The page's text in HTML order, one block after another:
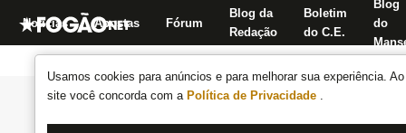
Usamos cookies para anúncios e para melhorar sua experiência.
site você concorda com a Política de Privacidade .
Notícias Apostas Fórum
Blog da
Redação
Boletim
do C.E.
Blog
do